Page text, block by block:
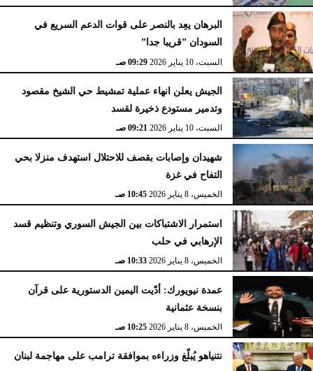
البرهان يعِد بالنصر على قوات الدعم السريع في
السودان ”قريبا جدا”
السبت، 10 يناير 2026 09:29 صـ
الجيش يعلن انهاء عملية تمشيط حي الشيخ مقصود
وتدمير مستودع ذخيرة لقسد
السبت، 10 يناير 2026 09:21 صـ
شهيدان وإصابات بقصف للاحتلال استهدف منزلا بحي
التفاح في غزة
الخميس، 8 يناير 2026 10:45 صـ
استمرار الاشتباكات بين الجيش السوري وتنظيم قسد
الإرهابي في حلب
الخميس، 8 يناير 2026 10:33 صـ
عمدة نيويورك: أدّيت اليمين الدستورية على قرآن
بنسخة عثمانية
الخميس، 8 يناير 2026 10:25 صـ
نتنياهو يُبلّغ وزراءه بموافقة ترامب على مهاجمة لبنان